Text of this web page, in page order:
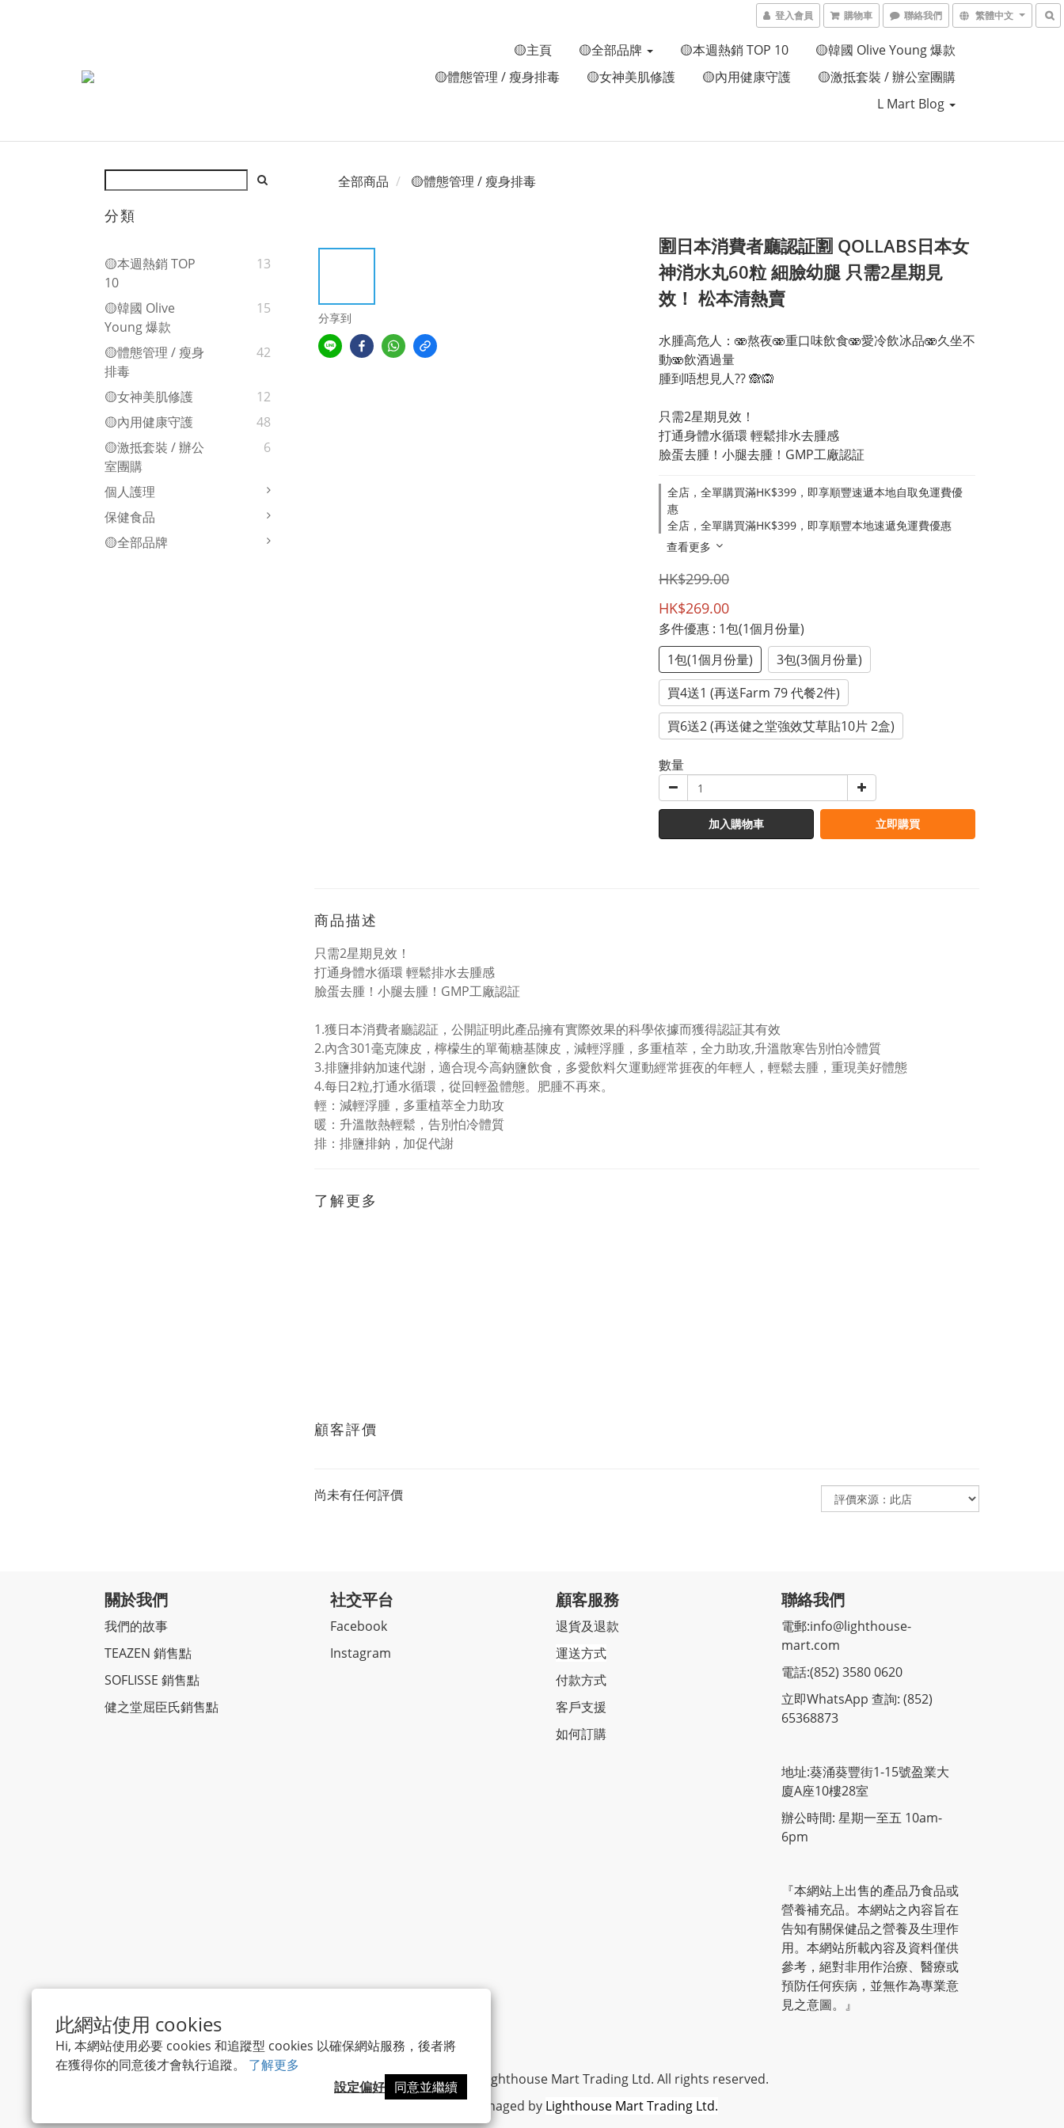
此網站使用 cookies
Hi, 本網站使用必要 cookies 和追蹤型 cookies 以確保網站服務，後者將
在獲得你的同意後才會執行追蹤。 了解更多
設定偏好 同意並繼續
登入會員 購物車 聯絡我們 繁體中文
🟡主頁 🟡全部品牌 🟡本週熱銷 TOP 10
🟡韓國 Olive Young 爆款
🟡體態管理 / 瘦身排毒
🟡女神美肌修護 🟡內用健康守護
🟡激抵套裝 / 辦公室團購
L Mart Blog
分類
🟡本週熱銷 TOP
10
13
🟡韓國 Olive
Young 爆款
15
🟡體態管理 / 瘦身
排毒
42
🟡女神美肌修護
12
🟡內用健康守護
48
🟡激抵套裝 / 辦公
室團購
6
個人護理
保健食品
🟡全部品牌
全部商品 🟡體態管理 / 瘦身排毒
分享到
🈹日本消費者廳認証🈹 QOLLABS日本女
神消水丸60粒 細臉幼腿 只需2星期見
效！ 松本清熱賣
水腫高危人：🫨熬夜🫨重口味飲食🫨愛冷飲冰品🫨久坐不
動🫨飲酒過量
腫到唔想見人?? 🙈🙉
只需2星期見效！
打通身體水循環 輕鬆排水去腫感
臉蛋去腫！小腿去腫！GMP工廠認証
全店，全單購買滿HK$399，即享順豐速遞本地自取免運費優
惠
全店，全單購買滿HK$399，即享順豐本地速遞免運費優惠
查看更多
HK$299.00
HK$269.00
多件優惠 : 1包(1個月份量)
1包(1個月份量)
3包(3個月份量)
買4送1 (再送Farm 79 代餐2件)
買6送2 (再送健之堂強效艾草貼10片 2盒)
數量
加入購物車 立即購買
商品描述
只需2星期見效！
打通身體水循環 輕鬆排水去腫感
臉蛋去腫！小腿去腫！GMP工廠認証
1.獲日本消費者廳認証，公開証明此產品擁有實際效果的科學依據而獲得認証其有效
2.內含301毫克陳皮，檸檬生的單葡糖基陳皮，減輕浮腫，多重植萃，全力助攻,升溫散寒告別怕冷體質
3.排鹽排鈉加速代謝，適合現今高鈉鹽飲食，多愛飲料欠運動經常捱夜的年輕人，輕鬆去腫，重現美好體態
4.每日2粒,打通水循環，從回輕盈體態。肥腫不再來。
輕：減輕浮腫，多重植萃全力助攻
暖：升溫散熱輕鬆，告別怕冷體質
排：排鹽排鈉，加促代謝
了解更多
顧客評價
尚未有任何評價
關於我們
我們的故事
TEAZEN 銷售點
SOFLISSE 銷售點
健之堂屈臣氏銷售點
社交平台
Facebook
Instagram
顧客服務
退貨及退款
運送方式
付款方式
客戶支援
如何訂購
聯絡我們
電郵:info@lighthouse-
mart.com
電話:(852) 3580 0620
立即WhatsApp 查詢: (852)
65368873
地址:葵涌葵豐街1-15號盈業大
廈A座10樓28室
辦公時間: 星期一至五 10am-
6pm
『本網站上出售的產品乃食品或
營養補充品。本網站之內容旨在
告知有關保健品之營養及生理作
用。本網站所載內容及資料僅供
參考，絕對非用作治療、醫療或
預防任何疾病，並無作為專業意
見之意圖。』
隱私條款|條款及細則| 2020 © Lighthouse Mart Trading Ltd. All rights reserved.
健之堂HEALTHALL is managed by Lighthouse Mart Trading Ltd.